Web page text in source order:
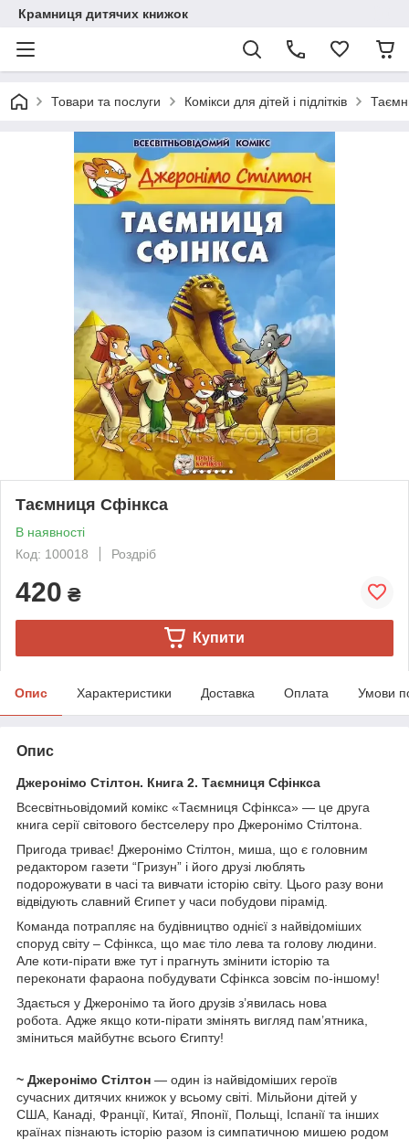
Крамниця дитячих книжок
Товари та послуги Комікси для дітей і підлітків
Таємниця Сфінкса
В наявності
Код: 100018
Роздріб
420 ₴
Купити
Опис Характеристики Доставка Оплата Умови
Опис
Джеронімо Стілтон. Книга 2. Таємниця Сфінкса
Всесвітньовідомий комікс «Таємниця Сфінкса» — це друга
книга серії світового бестселеру про Джеронімо Стілтона.
Пригода триває! Джеронімо Стілтон, миша, що є головним
редактором газети “Гризун” і його друзі люблять
подорожувати в часі та вивчати історію світу. Цього разу вони
відвідують славний Єгипет у часи побудови пірамід.
Команда потрапляє на будівництво однієї з найвідоміших
споруд світу – Сфінкса, що має тіло лева та голову людини.
Але коти-пірати вже тут і прагнуть змінити історію та
переконати фараона побудувати Сфінкса зовсім по-іншому!
Здається у Джеронімо та його друзів з’явилась нова
робота. Адже якщо коти-пірати змінять вигляд пам’ятника,
зміниться майбутнє всього Єгипту!
~ Джеронімо Стілтон — один із найвідоміших героїв
сучасних дитячих книжок у всьому світі. Мільйони дітей у
США, Канаді, Франції, Китаї, Японії, Польщі, Іспанії та інших
країнах пізнають історію разом із симпатичною мишею родом